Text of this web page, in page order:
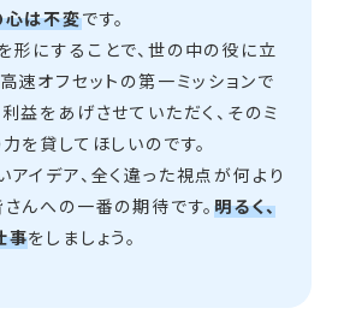
心は不変です。
形にすることで、世の中の役に立
速オフセットの第一ミッションで
益をあげさせていただく、そのミ
を貸してほしいのです。
イデア、全く違った視点が何より
んへの一番の期待です。明るく、
事をしましょう。